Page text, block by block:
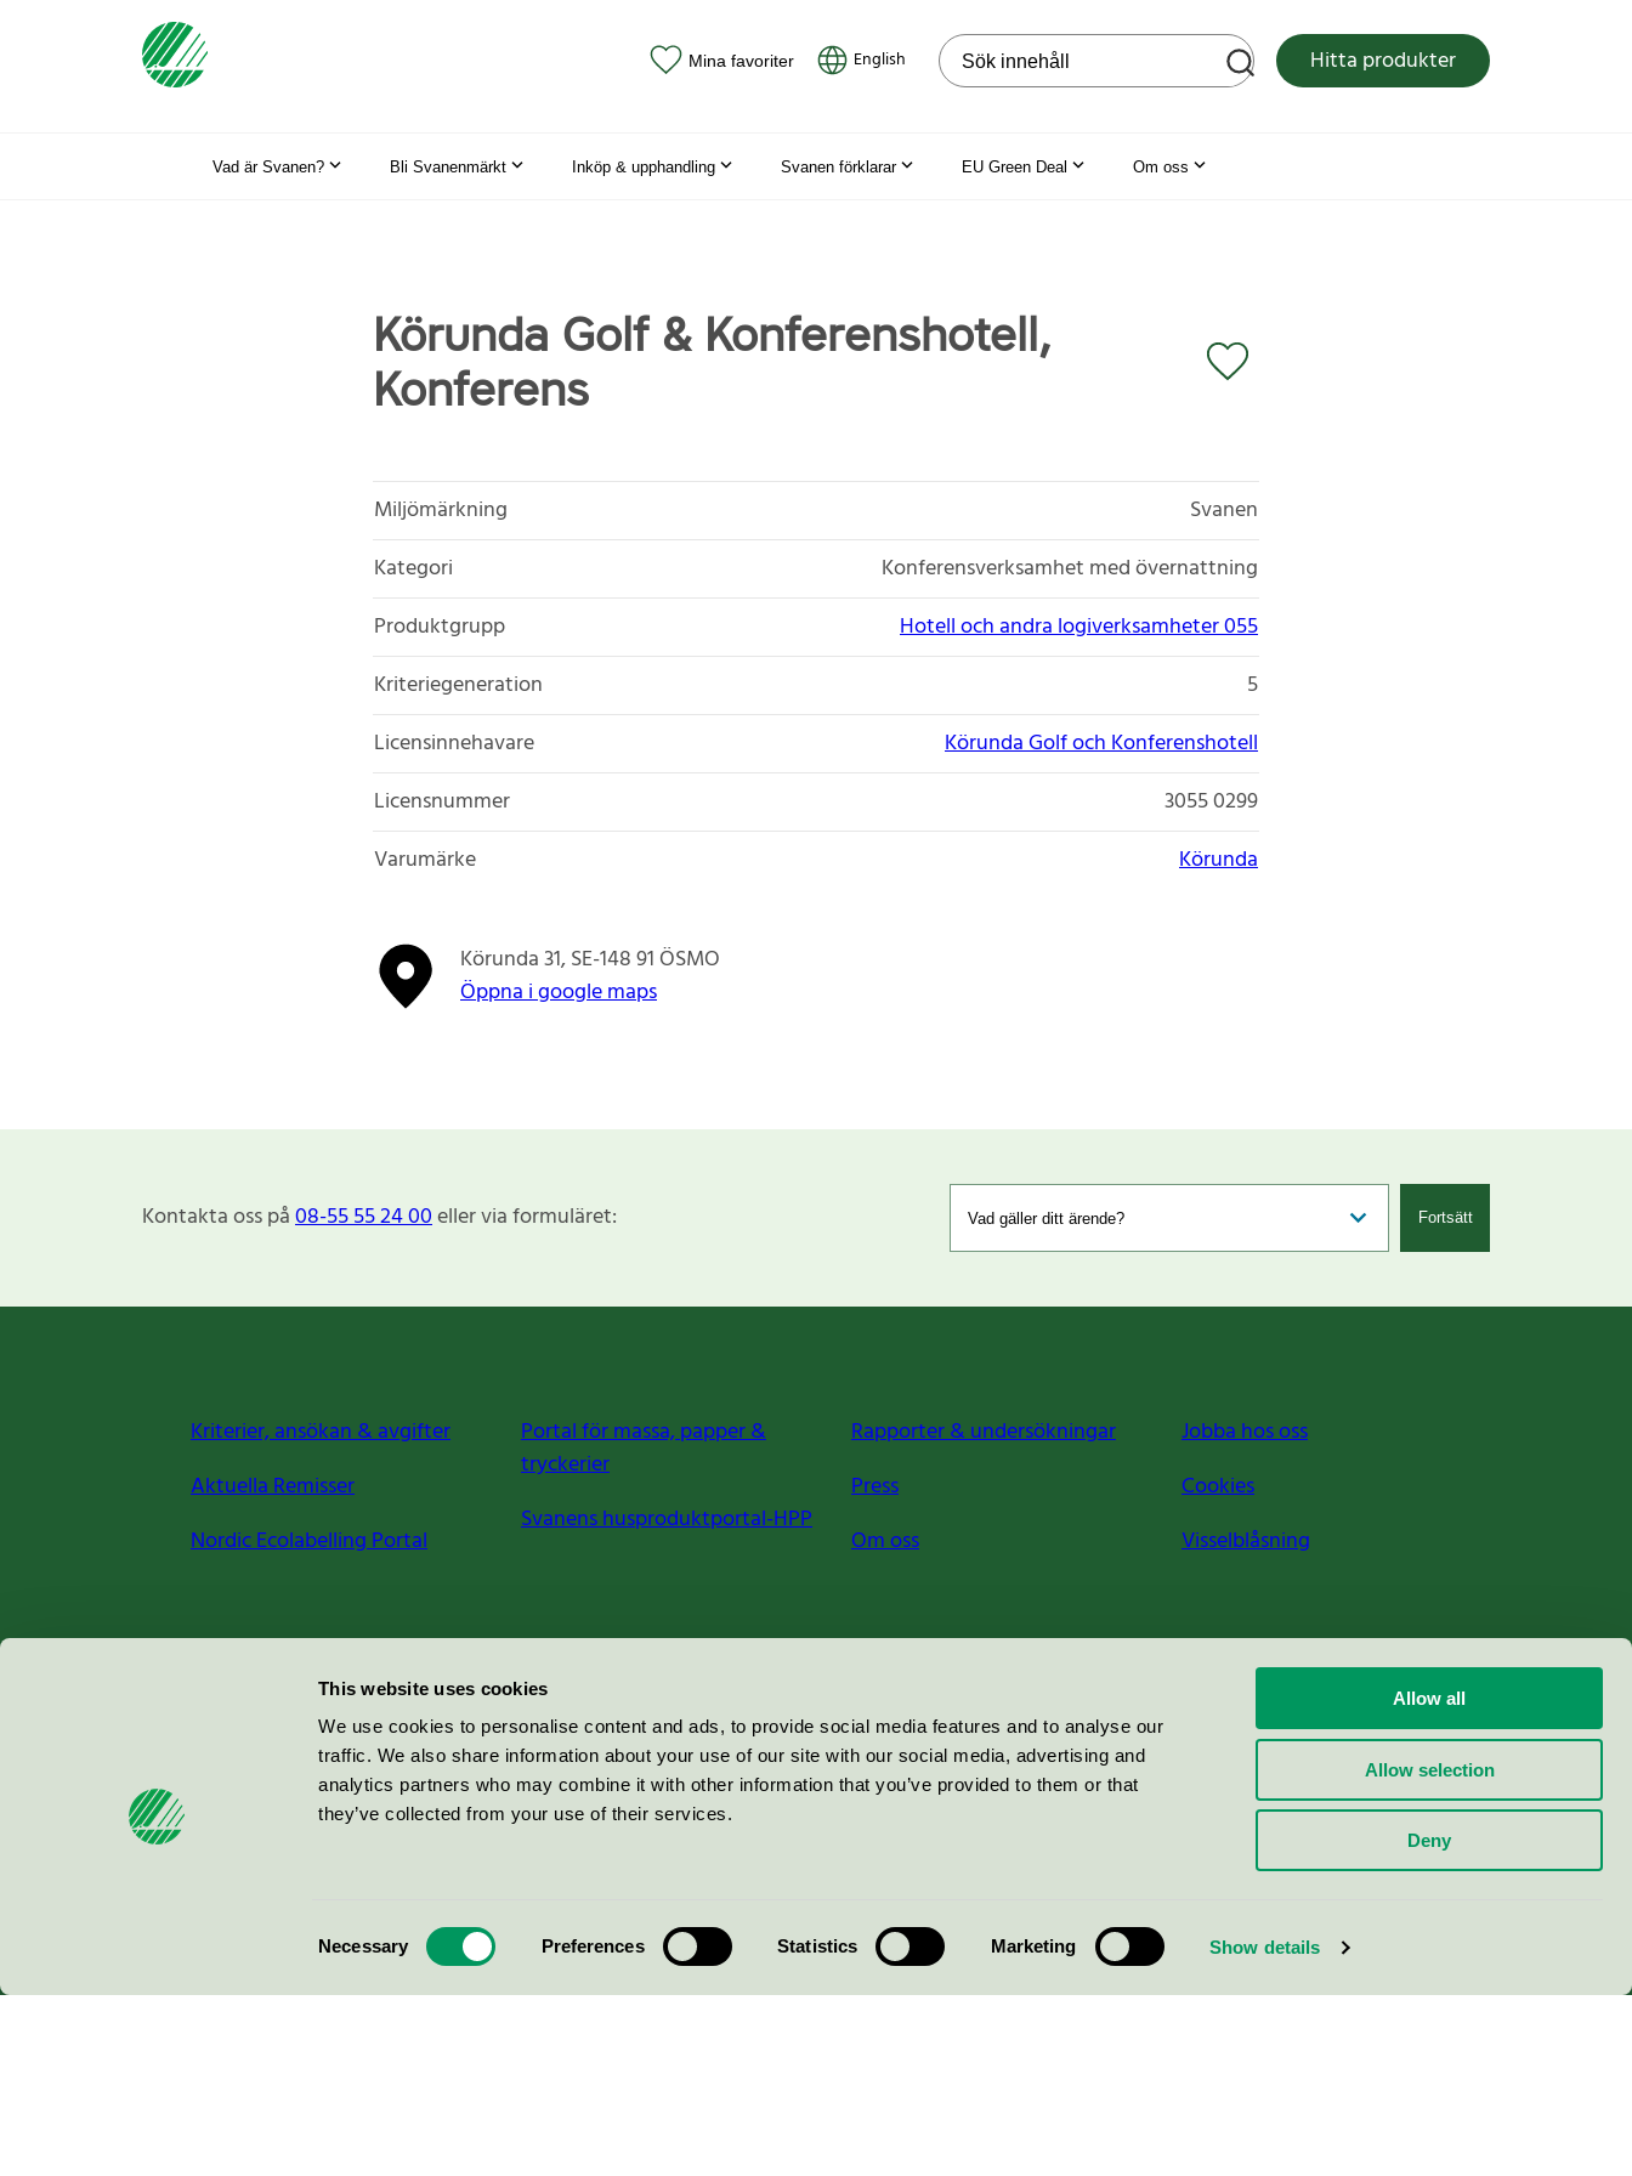
This website uses cookies
We use cookies to personalise content and ads, to provide social media features and to analyse our
traffic. We also share information about your use of our site with our social media, advertising and
analytics partners who may combine it with other information that you’ve provided to them or that
they’ve collected from your use of their services.
Necessary Preferences Statistics Marketing Show details
Allow all
Allow selection
Deny
Mina favoriter English Sök på webbplatsen Hitta produkter
Vad är Svanen? Bli Svanenmärkt Inköp & upphandling Svanen förklarar EU Green Deal Om oss
Körunda Golf & Konferenshotell,
Konferens
Miljömärkning
Svanen
Kategori
Konferensverksamhet med övernattning
Produktgrupp
Hotell och andra logiverksamheter 055
Kriteriegeneration
5
Licensinnehavare
Körunda Golf och Konferenshotell
Licensnummer
3055 0299
Varumärke
Körunda
Körunda 31 SE-148 91 ÖSMO
Öppna i google maps
Kontakta oss på08-55 55 24 00eller via formuläret: Fortsätt
Kriterier, ansökan & avgifter
Aktuella Remisser
Nordic Ecolabelling Portal
Portal för massa, papper &
tryckerier
Svanens husproduktportal-HPP
Rapporter & undersökningar
Press
Om oss
Jobba hos oss
Cookies
Visselblåsning
Miljömärkning Sverige AB
100 64